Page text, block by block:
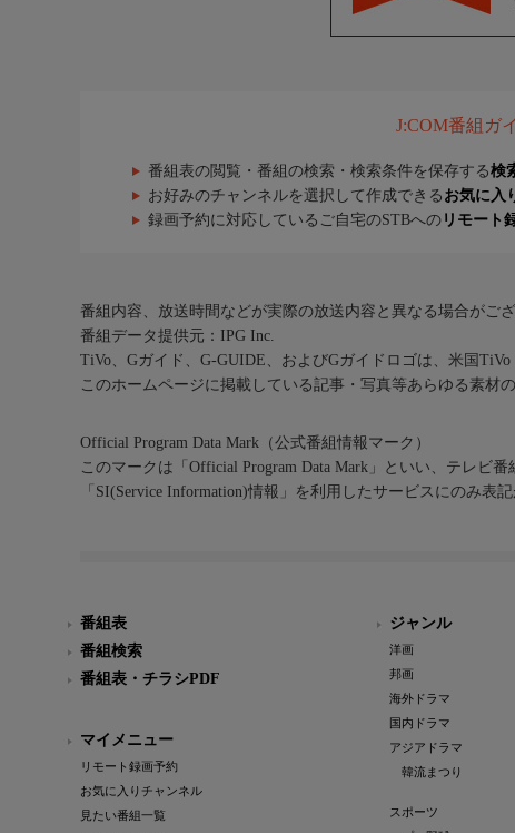
J:COM番組ガ
番組表の閲覧・番組の検索・検索条件を保存する検
お好みのチャンネルを選択して作成できる お気に入
録画予約に対応しているご自宅のSTBへの リモート
番組内容、放送時間などが実際の放送内容と異なる場合がござ
番組データ提供元：IPG Inc.
TiVo、Gガイド、G-GUIDE、およびGガイドロゴは、米国
このホームページに掲載している記事・写真等あらゆる素材
Official Program Data Mark（公式番組情報マーク）
このマークは「Official Program Data Mark」といい、テレビ
「SI(Service Information)情報」を利用したサービスにのみ表
番組表
番組検索
番組表・チラシPDF
マイメニュー
リモート録画予約
お気に入りチャンネル
見たい番組一覧
ジャンル
洋画
邦画
海外ドラマ
国内ドラマ
アジアドラマ
韓流まつり
スポーツ